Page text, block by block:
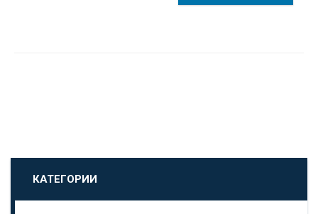
КАТЕГОРИИ